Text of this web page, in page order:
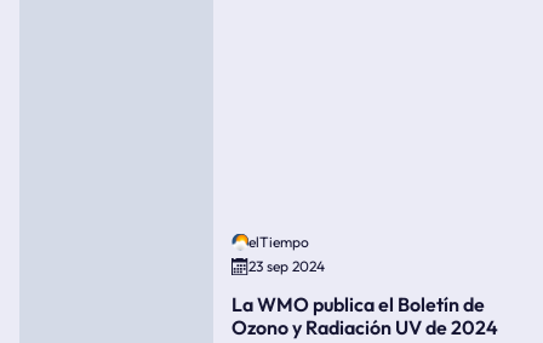
elTiempo
23 sep 2024
La WMO publica el Boletín de
Ozono y Radiación UV de 2024